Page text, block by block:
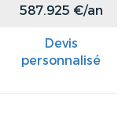
587.925 €/an
Devis
personnalisé